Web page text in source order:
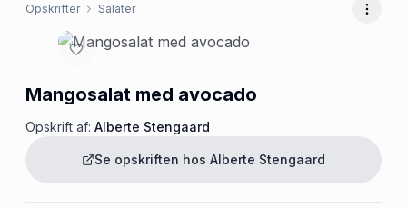
Opskrifter Salater Flere
Mangosalat med avocado
Opskrift af: Alberte Stengaard
Se opskriften hos Alberte Stengaard